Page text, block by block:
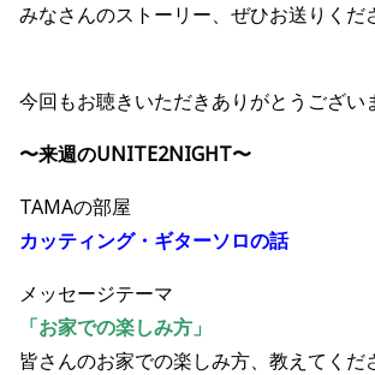
みなさんのストーリー、ぜひお送りくだ
今回もお聴きいただきありがとうござい
〜来週のUNITE2NIGHT〜
TAMAの部屋
カッティング・ギターソロの話
メッセージテーマ
「お家での楽しみ方 」
皆さんのお家での楽しみ方、教えてくだ